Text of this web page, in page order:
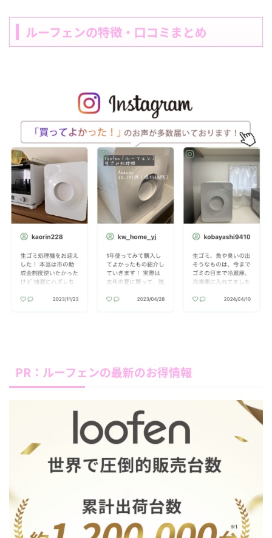
ルーフェンの特徴・口コミまとめ
PR：ルーフェンの最新のお得情報